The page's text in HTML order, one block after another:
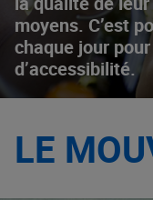
moyens. C’est
chaque jour
d’accessibilité.
LE